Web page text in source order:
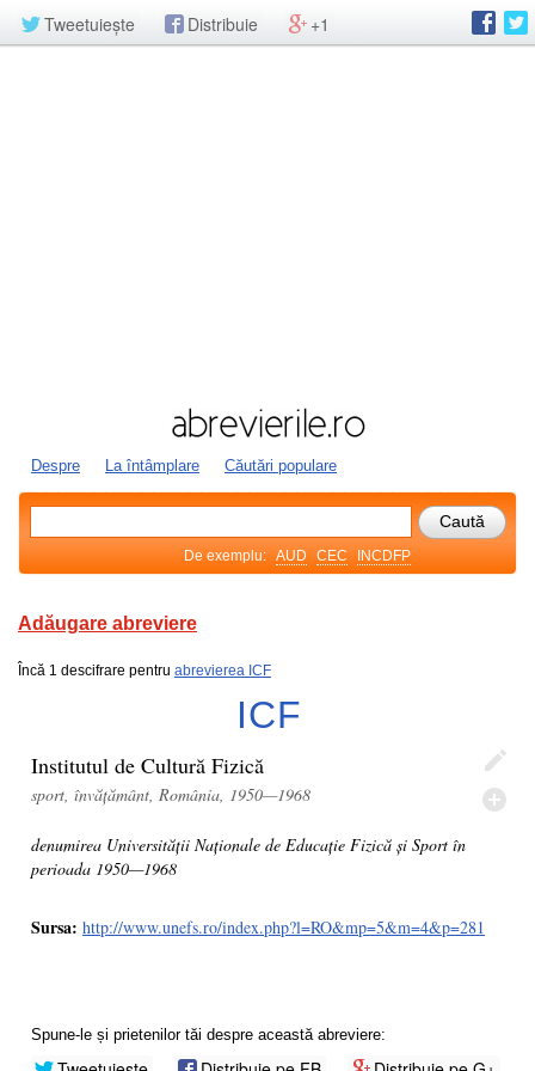
Tweetuiește Distribuie +1
Despre La întâmplare Căutări populare
De exemplu: AUD CEC INCDFP
Adăugare abreviere
Încă 1 descifrare pentru abrevierea ICF
ICF
Institutul de Cultură Fizică
sport, învățământ, România, 1950—1968
denumirea Universității Naționale de Educație Fizică și Sport în
perioada 1950—1968
Sursa: http://www.unefs.ro/index.php?l=RO&mp=5&m=4&p=281
Spune-le și prietenilor tăi despre această abreviere: